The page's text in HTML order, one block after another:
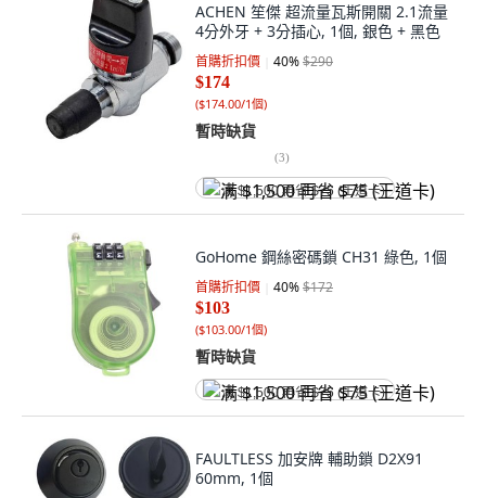
ACHEN 笙傑 超流量瓦斯開關 2.1流量
4分外牙 + 3分插心, 1個, 銀色 + 黑色
首購折扣價 40%$290
$174
($174.00/1個)
暫時缺貨
(3)
满 $1,500 再省 $75 (王道卡)
GoHome 鋼絲密碼鎖 CH31 綠色, 1個
首購折扣價 40%$172
$103
($103.00/1個)
暫時缺貨
满 $1,500 再省 $75 (王道卡)
FAULTLESS 加安牌 輔助鎖 D2X91
60mm, 1個